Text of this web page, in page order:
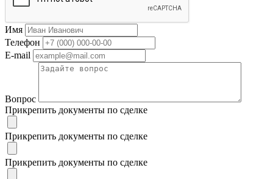
Имя
Телефон
E-mail
Вопрос
Прикрепить документы по сделке
Прикрепить документы по сделке
Прикрепить документы по сделке